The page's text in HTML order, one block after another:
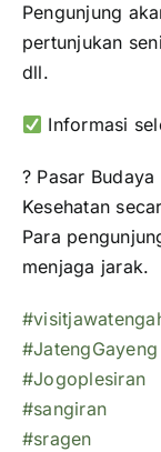
Pengunjung
pertunjukan
dll.
Informasi
? Pasar
Kesehatan
Para
menjaga jarak.
#JatengGayeng
#Jogoplesiran
#sangiran
#sragen